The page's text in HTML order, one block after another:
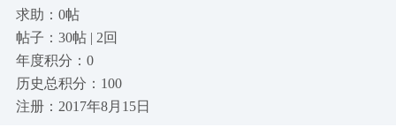
求助：0帖
帖子：30帖 | 2回
年度积分：0
历史总积分：100
注册：2017年8月15日